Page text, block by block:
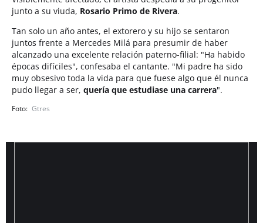
junto a su viuda, Rosario Primo de Rivera.
Tan solo un año antes, el extorero y su hijo se sentaron
juntos frente a Mercedes Milá para presumir de haber
alcanzado una excelente relación paterno-filial: "Ha habido
épocas difíciles", confesaba el cantante. "Mi padre ha sido
muy obsesivo toda la vida para que fuese algo que él nunca
pudo llegar a ser, quería que estudiase una carrera".
Gtres